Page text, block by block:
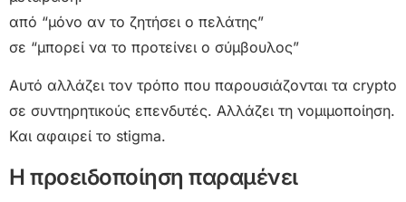
από “μόνο αν το ζητήσει ο πελάτης”
σε “μπορεί να το προτείνει ο σύμβουλος”
Αυτό αλλάζει τον τρόπο που παρουσιάζονται τα crypto
σε συντηρητικούς επενδυτές. Αλλάζει τη νομιμοποίηση.
Και αφαιρεί το stigma.
Η προειδοποίηση παραμένει